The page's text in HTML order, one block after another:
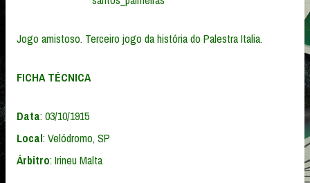
Jogo amistoso. Terceiro jogo da história do Palestra Italia.
FICHA TÉCNICA
Data: 03/10/1915
Local: Velódromo, SP
Árbitro: Irineu Malta